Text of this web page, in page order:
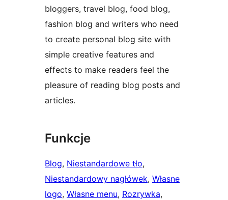
bloggers, travel blog, food blog,
fashion blog and writers who need
to create personal blog site with
simple creative features and
effects to make readers feel the
pleasure of reading blog posts and
articles.
Funkcje
Blog, Niestandardowe tło
Niestandardowy nagłówek, Własne
logo, Własne menu, Rozrywka